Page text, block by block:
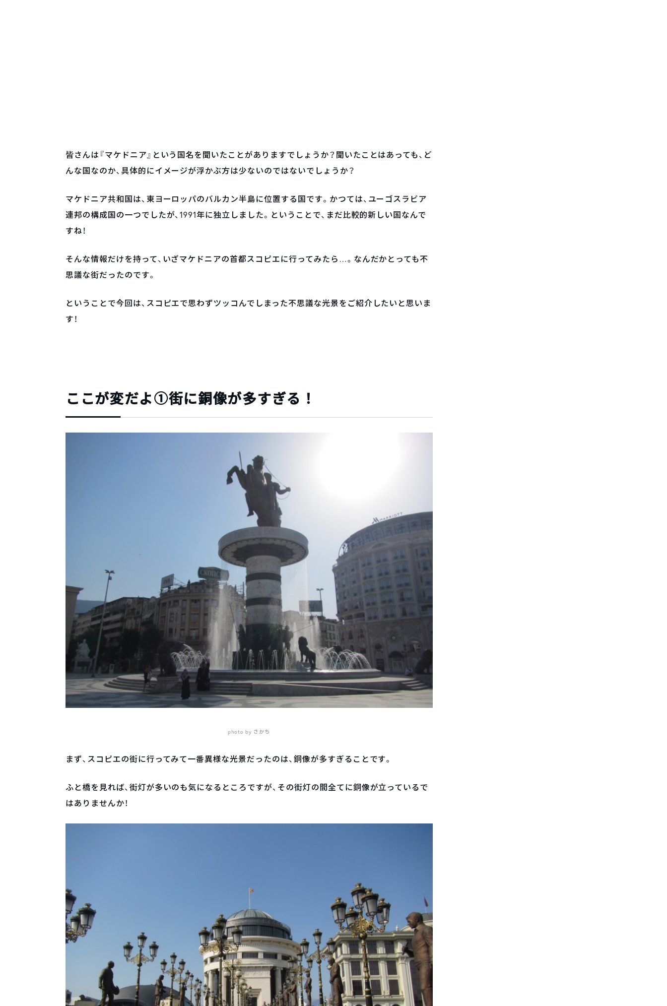
皆さんは『マケドニア』という国名を聞いたことがありますでしょうか？聞いたことはあっても、ど
んな国なのか、具体的にイメージが浮かぶ方は少ないのではないでしょうか？
マケドニア共和国は、東ヨーロッパのバルカン半島に位置する国です。かつては、ユーゴスラビア
連邦の構成国の一つでしたが、1991年に独立しました。ということで、まだ比較的新しい国なんで
すね！
そんな情報だけを持って、いざマケドニアの首都スコピエに行ってみたら…。なんだかとっても不
思議な街だったのです。
ということで今回は、スコピエで思わずツッコんでしまった不思議な光景をご紹介したいと思いま
す！
ここが変だよ①街に銅像が多すぎる！
photo by さかち
まず、スコピエの街に行ってみて一番異様な光景だったのは、銅像が多すぎることです。
ふと橋を見れば、街灯が多いのも気になるところですが、その街灯の間全てに銅像が立っているで
はありませんか！